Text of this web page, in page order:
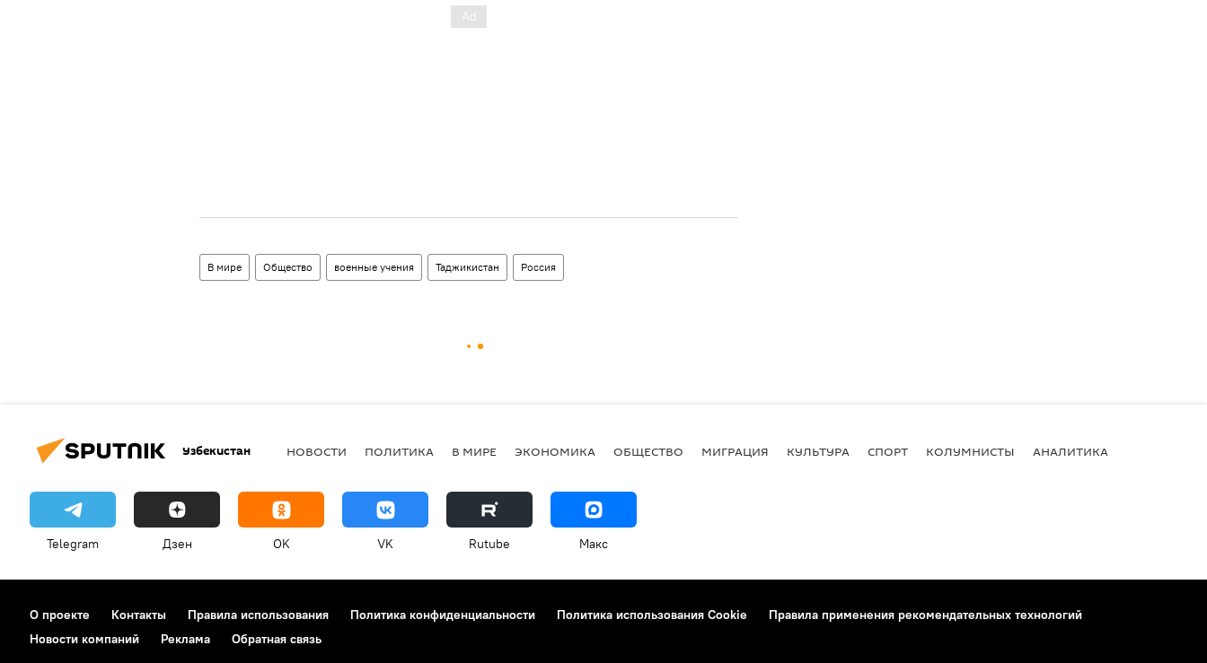
В мире Общество военные учения Таджикистан Россия
Узбекистан НОВОСТИ ПОЛИТИКА В МИРЕ ЭКОНОМИКА ОБЩЕСТВО МИГРАЦИЯ КУЛЬТУРА СПОРТ КОЛУМНИСТЫ АНАЛИТИКА
Telegram Дзен OK VK Rutube Макс
О проекте Контакты Правила использования Политика конфиденциальности Политика использования Cookie
Правила применения рекомендательных технологий
Новости компаний
Реклама Обратная связь